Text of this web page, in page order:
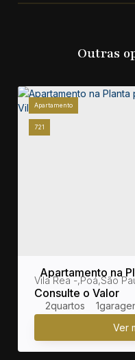
Outras
721
Apartamento
Apartamento na
SP no
Consulte o Valor
Vila Rea ,Poá,São
2 1